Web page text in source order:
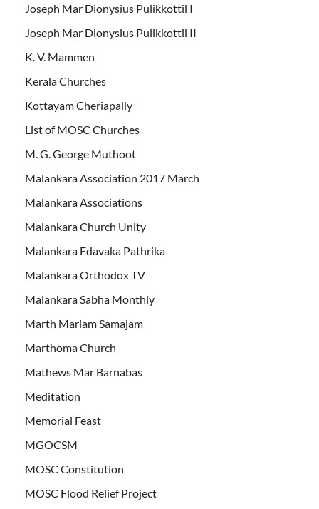
Joseph Mar Dionysius Pulikkottil I
Joseph Mar Dionysius Pulikkottil II
K. V. Mammen
Kerala Churches
Kottayam Cheriapally
List of MOSC Churches
M. G. George Muthoot
Malankara Association 2017 March
Malankara Associations
Malankara Church Unity
Malankara Edavaka Pathrika
Malankara Orthodox TV
Malankara Sabha Monthly
Marth Mariam Samajam
Marthoma Church
Mathews Mar Barnabas
Meditation
Memorial Feast
MGOCSM
MOSC Constitution
MOSC Flood Relief Project